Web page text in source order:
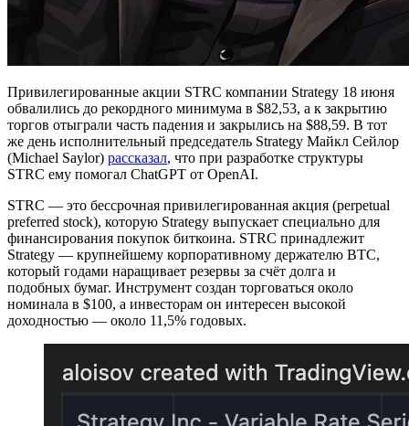
Привилегированные акции STRC компании Strategy 18 июня
обвалились до рекордного минимума в $82,53, а к закрытию
торгов отыграли часть падения и закрылись на $88,59. В тот
же день исполнительный председатель Strategy Майкл Сейлор
(Michael Saylor) рассказал, что при разработке структуры
STRC ему помогал ChatGPT от OpenAI.
STRC — это бессрочная привилегированная акция (perpetual
preferred stock), которую Strategy выпускает специально для
финансирования покупок биткоина. STRC принадлежит
Strategy — крупнейшему корпоративному держателю BTC,
который годами наращивает резервы за счёт долга и
подобных бумаг. Инструмент создан торговаться около
номинала в $100, а инвесторам он интересен высокой
доходностью — около 11,5% годовых.